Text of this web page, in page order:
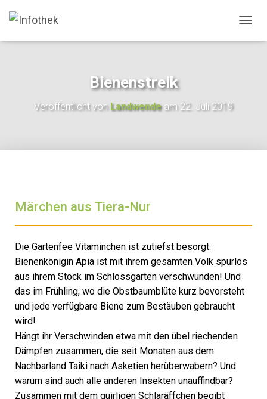
A
Bienenstreik
Veröffentlicht vonLandwendeam22. Juli 2019
Märchen aus Tiera-Nur
Die Gartenfee Vitaminchen ist zutiefst besorgt:
Bienenkönigin Apia ist mit ihrem gesamten Volk spurlos
aus ihrem Stock im Schlossgarten verschwunden! Und
das im Frühling, wo die Obstbaumblüte kurz bevorsteht
und jede verfügbare Biene zum Bestäuben gebraucht
wird!
Hängt ihr Verschwinden etwa mit den übel riechenden
Dämpfen zusammen, die seit Monaten aus dem
Nachbarland Taiki nach Asketien herüberwabern? Und
warum sind auch alle anderen Insekten unauffindbar?
Zusammen mit dem quirligen Schlaräffchen begibt